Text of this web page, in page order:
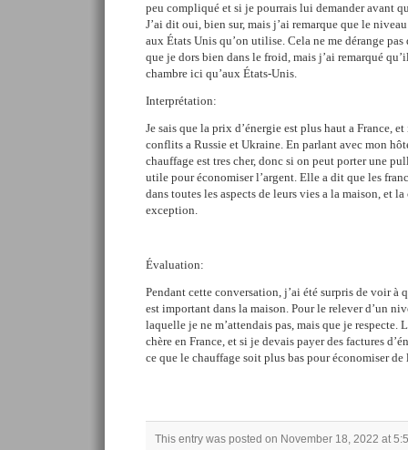
peu compliqué et si je pourrais lui demander avant
J’ai dit oui, bien sur, mais j’ai remarque que le
aux États Unis qu’on utilise. Cela ne me dérange
que je dors bien dans le froid, mais j’ai remarqué
chambre ici qu’aux États-Unis.
Interprétation:
Je sais que la prix d’énergie est plus haut a France,
conflits a Russie et Ukraine. En parlant avec mon
chauffage est tres cher, donc si on peut porter une
utile pour économiser l’argent. Elle a dit que les
dans toutes les aspects de leurs vies a la maison, et la
exception.
Évaluation:
Pendant cette conversation, j’ai été surpris de voir à
est important dans la maison. Pour le relever d’un
laquelle je ne m’attendais pas, mais que je respecte.
chère en France, et si je devais payer des factures
ce que le chauffage soit plus bas pour économiser de
This entry was posted on November 18, 2022 at